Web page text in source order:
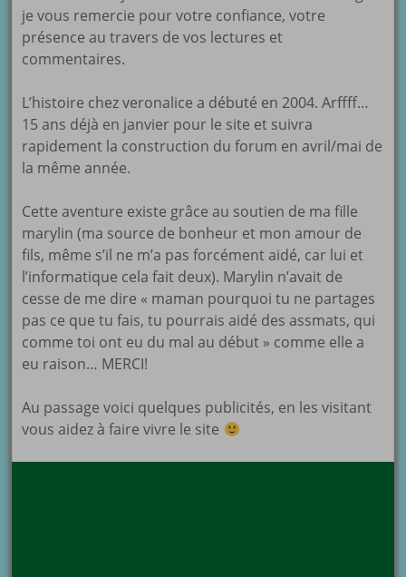
je vous remercie pour votre confiance, votre
présence au travers de vos lectures et
commentaires.
L’histoire chez veronalice a débuté en 2004. Arffff…
15 ans déjà en janvier pour le site et suivra
rapidement la construction du forum en avril/mai de
la même année.
Cette aventure existe grâce au soutien de ma fille
marylin (ma source de bonheur et mon amour de
fils, même s’il ne m’a pas forcément aidé, car lui et
l’informatique cela fait deux). Marylin n’avait de
cesse de me dire « maman pourquoi tu ne partages
pas ce que tu fais, tu pourrais aidé des assmats, qui
comme toi ont eu du mal au début » comme elle a
eu raison… MERCI!
Au passage voici quelques publicités, en les visitant
vous aidez à faire vivre le site